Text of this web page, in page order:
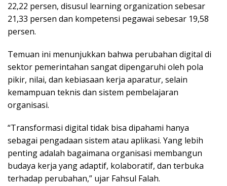
22,22 persen, disusul learning organization sebesar
21,33 persen dan kompetensi pegawai sebesar 19,58
persen.
Temuan ini menunjukkan bahwa perubahan digital di
sektor pemerintahan sangat dipengaruhi oleh pola
pikir, nilai, dan kebiasaan kerja aparatur, selain
kemampuan teknis dan sistem pembelajaran
organisasi.
“Transformasi digital tidak bisa dipahami hanya
sebagai pengadaan sistem atau aplikasi. Yang lebih
penting adalah bagaimana organisasi membangun
budaya kerja yang adaptif, kolaboratif, dan terbuka
terhadap perubahan,” ujar Fahsul Falah.